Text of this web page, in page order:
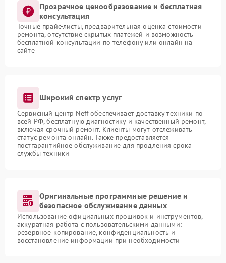
Прозрачное ценообразование и бесплатная
консультация
Точные прайс-листы, предварительная оценка стоимости
ремонта, отсутствие скрытых платежей и возможность
бесплатной консультации по телефону или онлайн на
сайте
Широкий спектр услуг
Сервисный центр Neff обеспечивает доставку техники по
всей РФ, бесплатную диагностику и качественный ремонт,
включая срочный ремонт. Клиенты могут отслеживать
статус ремонта онлайн. Также предоставляется
постгарантийное обслуживание для продления срока
службы техники
Оригинальные программные решение и
безопасное обслуживание данных
Использование официальных прошивок и инструментов,
аккуратная работа с пользовательскими данными:
резервное копирование, конфиденциальность и
восстановление информации при необходимости